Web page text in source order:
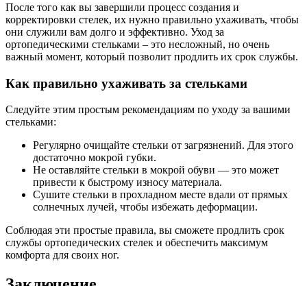
После того как вы завершили процесс создания и
корректировки стелек, их нужно правильно ухаживать, чтобы
они служили вам долго и эффективно. Уход за
ортопедическими стельками – это несложный, но очень
важный момент, который позволит продлить их срок службы.
Как правильно ухаживать за стельками
Следуйте этим простым рекомендациям по уходу за вашими
стельками:
Регулярно очищайте стельки от загрязнений. Для этого
достаточно мокрой губки.
Не оставляйте стельки в мокрой обуви — это может
привести к быстрому износу материала.
Сушите стельки в прохладном месте вдали от прямых
солнечных лучей, чтобы избежать деформации.
Соблюдая эти простые правила, вы сможете продлить срок
службы ортопедических стелек и обеспечить максимум
комфорта для своих ног.